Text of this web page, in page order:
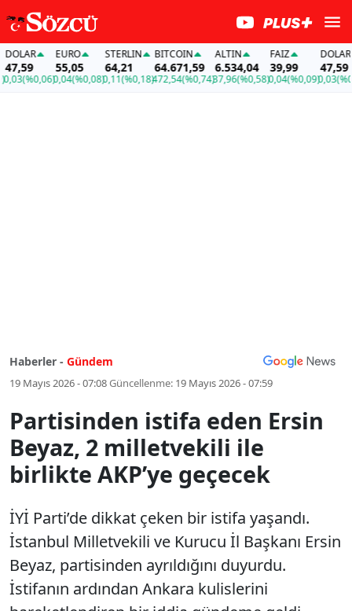
(%0,06)
EURO
55,05
0,04(%0,08)
STERLIN
64,21
0,11(%0,18)
BITCOIN
64.671,59
472,54(%0,74)
ALTIN
6.534,04
37,96(%0,58)
FAİZ
39,99
0,04(%0,09)
DOLAR
47,59
0,03
Haberler - Gündem
19 Mayıs 2026 - 07:08Güncellenme: 19 Mayıs 2026 - 07:59
Partisinden istifa eden Ersin
Beyaz, 2 milletvekili ile
birlikte AKP’ye geçecek
İYİ Parti’de dikkat çeken bir istifa yaşandı.
İstanbul Milletvekili ve Kurucu İl Başkanı Ersin
Beyaz, partisinden ayrıldığını duyurdu.
İstifanın ardından Ankara kulislerini